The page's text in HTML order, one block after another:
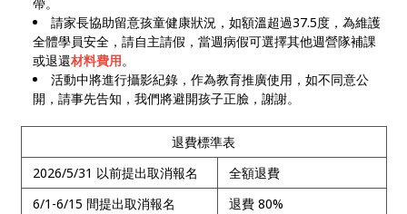
請家長協助留意孩童健康狀況，如額溫超過37.5度，為維護
全體學員安全，請自主請假，當週病假可選擇其他週營隊補課
或退還材料費用。
活動中將進行攝影紀錄，作為教育推廣使用，如不同意公
開，請事先告知，我們將避開孩子正臉，謝謝。
退費標準表
2026/5/31 以前提出取消報名
全額退費
6/1-6/15 間提出取消報名
退費 80%